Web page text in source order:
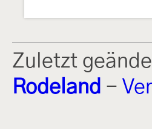
Zuletzt
Rodeland -